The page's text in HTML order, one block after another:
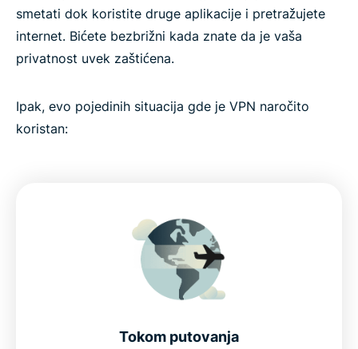
smetati dok koristite druge aplikacije i pretražujete
internet. Bićete bezbrižni kada znate da je vaša
privatnost uvek zaštićena.
Ipak, evo pojedinih situacija gde je VPN naročito
koristan:
Tokom putovanja